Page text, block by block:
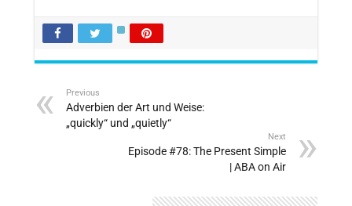
Previous
Adverbien der Art und Weise:
„quickly“ und „quietly“
Next
Episode #78: The Present Simple
| ABA on Air